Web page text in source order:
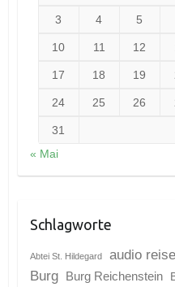
3 4 5
10 11 12
17 18 19
24 25 26
31
« Mai
Schlagworte
Abtei St. Hildegard audio
Burg
Burg Reichenstein